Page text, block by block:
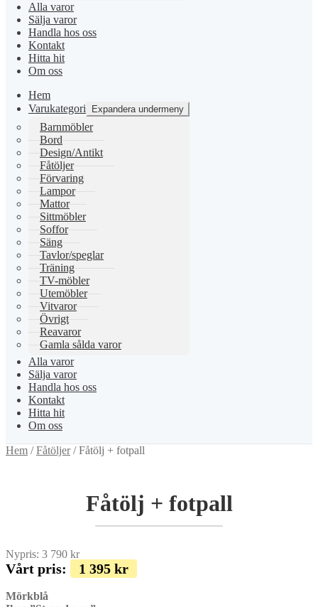
Alla varor
Sälja varor
Handla hos oss
Kontakt
Hitta hit
Om oss
Hem
Varukategori
Expandera undermeny
Barnmöbler
Bord
Design/Antikt
Fåtöljer
Förvaring
Lampor
Mattor
Sittmöbler
Soffor
Säng
Tavlor/speglar
Träning
TV-möbler
Utemöbler
Vitvaror
Övrigt
Reavaror
Gamla sålda varor
Alla varor
Sälja varor
Handla hos oss
Kontakt
Hitta hit
Om oss
Hem /Fåtöljer/Fåtölj + fotpall
Fåtölj + fotpall
Nypris: 3 790 kr
Vårt pris: 1 395 kr
Mörkblå